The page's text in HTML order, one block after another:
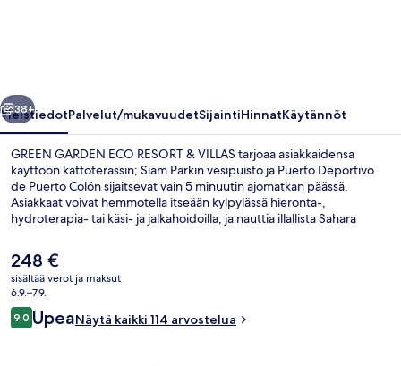
Seuraava
38+
YleistiedotPalvelut/mukavuudetSijaintiHinnatKäytännöt
GREEN GARDEN ECO RESORT & VILLAS tarjoaa asiakkaidensa
käyttöön kattoterassin; Siam Parkin vesipuisto ja Puerto Deportivo
de Puerto Colón sijaitsevat vain 5 minuutin ajomatkan päässä.
Asiakkaat voivat hemmotella itseään kylpylässä hieronta-,
hydroterapia- tai käsi- ja jalkahoidoilla, ja nauttia illallista Sahara
Majoituspaikassa käytössäsi on 2 ulkouima-allasta, allasbaari, ja
huoneissa olevat mukavuudet kuten jääkaapit ja mikroaaltouunit.
Nykyinen
hinta
on
248 €
248 €
sisältää verot ja maksut
6.9.–7.9.
Arvostelut
9,09,0 kautta 10.
UpeaNäytä kaikki 114 arvostelua